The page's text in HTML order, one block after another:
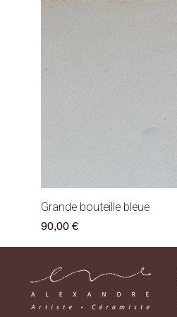
Grande bouteille bleue
Prix
90,00 €